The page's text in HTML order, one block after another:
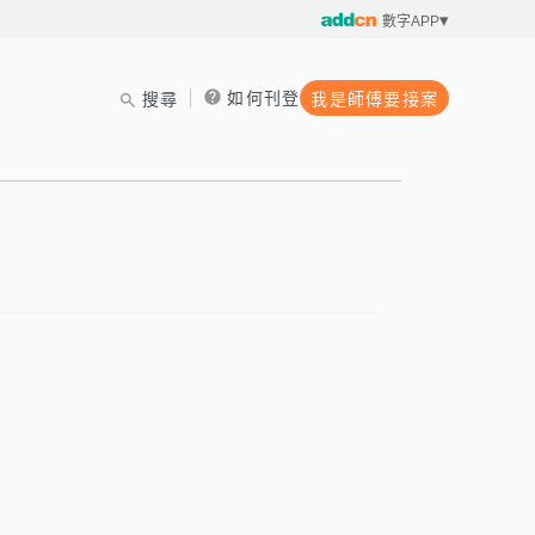
數字APP
搜尋 如何刊登 我是師傅要接案